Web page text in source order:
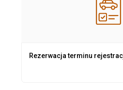
Rezerwacja terminu